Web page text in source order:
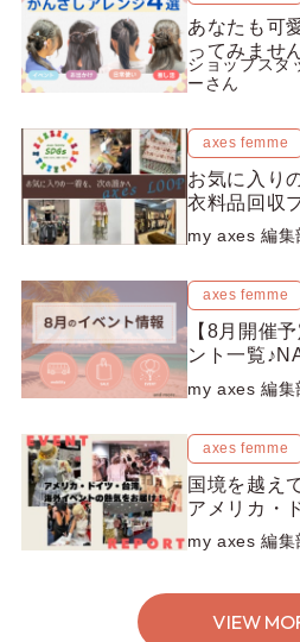
あなたも可
ってみませ
ン別“かんざ
プスタッフ
ショップスタ
ーさん
axes femme
お気に入り
衣料品回収
LOOP」に
とポイント
my axes 編集
axes femme
【8月開催
ント一覧
REZEN
Stage.、テ
my axes 編集
axes femme
国境を越え
アメリカ・
たイベント
らのコメン
my axes 編集
VIEW